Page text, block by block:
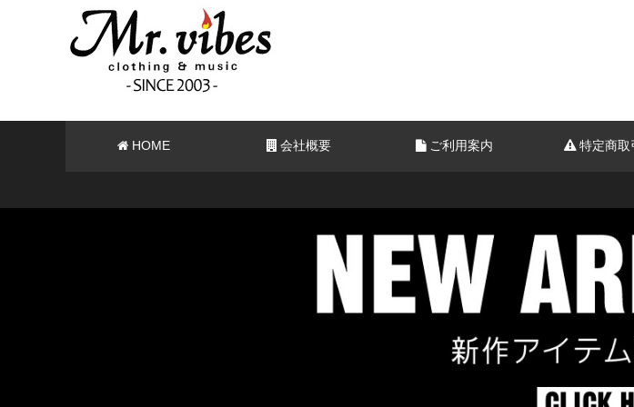
HOME 会社概要 ご利用案内 特定商取